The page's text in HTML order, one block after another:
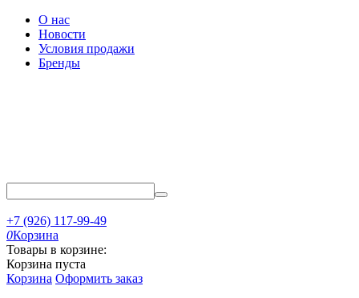
О нас
Новости
Условия продажи
Бренды
+7 (926) 117-99-49
0Корзина
Товары в корзине:
Корзина пуста
Корзина Оформить заказ